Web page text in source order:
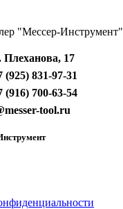
"Мессер-Инструмент"
17
831-97-31
(916) 700-63-54
tool.ru